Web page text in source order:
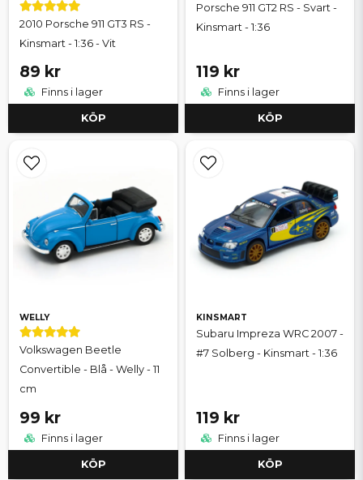
2010 Porsche 911 GT3 RS -
Kinsmart - 1:36 - Vit
89 kr
Finns i lager
KÖP
Porsche 911 GT2 RS - Svart -
Kinsmart - 1:36
119 kr
Finns i lager
KÖP
WELLY
Volkswagen Beetle
Convertible - Blå - Welly - 11
cm
99 kr
Finns i lager
KÖP
KINSMART
Subaru Impreza WRC 2007 -
#7 Solberg - Kinsmart - 1:36
119 kr
Finns i lager
KÖP